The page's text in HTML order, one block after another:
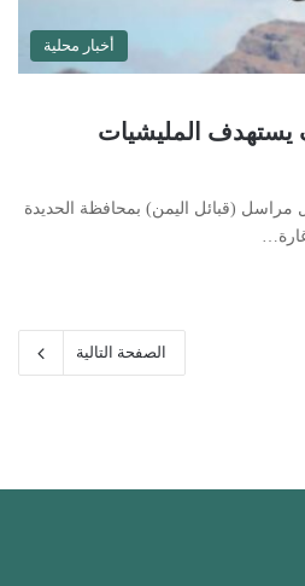
أخبار محلية
يستهدف المليشيات
مراسل (قبائل اليمن) بمحافظة الحديدة
الصفحة التالية